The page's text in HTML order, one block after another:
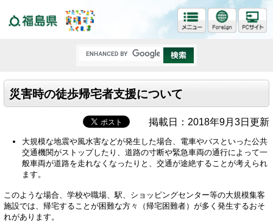
災害時の徒歩帰宅者支援について
掲載日：2018年9月3日更新
大規模な地震や風水害などが発生した場合、電車やバスといった公共
交通機関がストップしたり、道路の寸断や緊急車両の通行によって一
般車両が道路を走れなくなったりと、交通が途絶することが考えられ
ます。
このような場合、学校や職場、駅、ショッピングセンター等の大規模集客
施設では、帰宅することが困難な方々（帰宅困難者）が多く発生するおそ
れがあります。